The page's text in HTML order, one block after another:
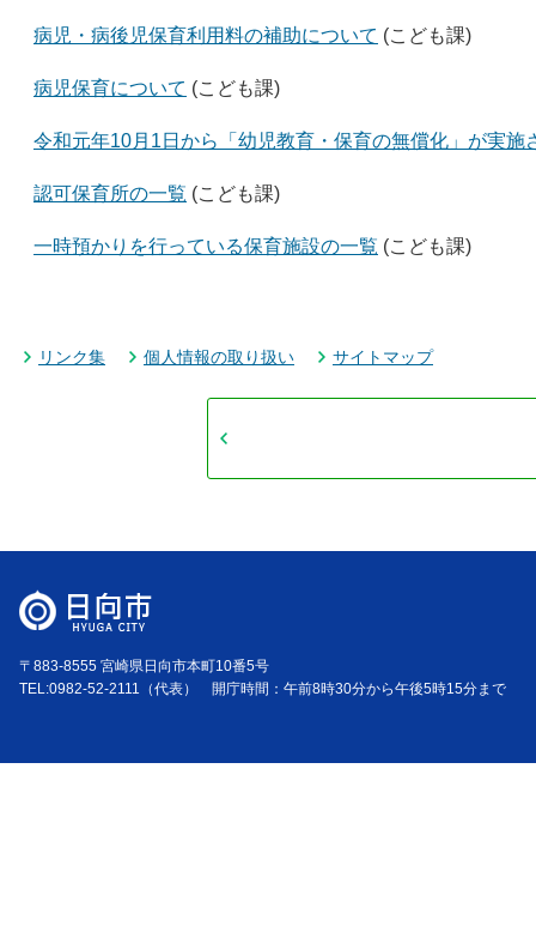
病児・病後児保育利用料の補助について (こども課)
病児保育について (こども課)
令和元年10月1日から「幼児教育・保育の無償化」が実施
認可保育所の一覧 (こども課)
一時預かりを行っている保育施設の一覧 (こども課)
リンク集 個人情報の取り扱い サイトマップ
〒883-8555 宮崎県日向市本町10番5号
TEL:0982-52-2111（代表） 開庁時間：午前8時30分から午後5時15分まで